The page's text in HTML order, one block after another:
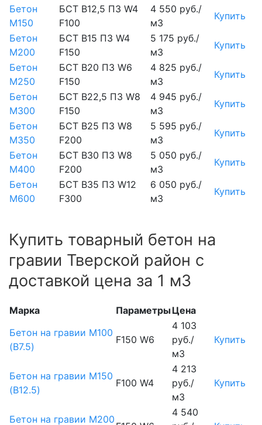
Бетон
М150
БСТ В12,5 П3 W4
F100
4 550 руб./
м3
Купить
Бетон
М200
БСТ В15 П3 W4
F150
5 175 руб./
м3
Купить
Бетон
М250
БСТ В20 П3 W6
F150
4 825 руб./
м3
Купить
Бетон
М300
БСТ В22,5 П3 W8
F150
4 945 руб./
м3
Купить
Бетон
М350
БСТ В25 П3 W8
F200
5 595 руб./
м3
Купить
Бетон
М400
БСТ В30 П3 W8
F200
5 050 руб./
м3
Купить
Бетон
М600
БСТ В35 П3 W12
F300
6 050 руб./
м3
Купить
Купить товарный бетон на
гравии Тверской район с
доставкой цена за 1 м3
Марка ПараметрыЦена
Бетон на гравии М100
(B7.5)
F150 W6
4 103
руб./
м3
Купить
Бетон на гравии М150
(B12.5)
F100 W4
4 213
руб./
м3
Купить
Бетон на гравии М200
4 540